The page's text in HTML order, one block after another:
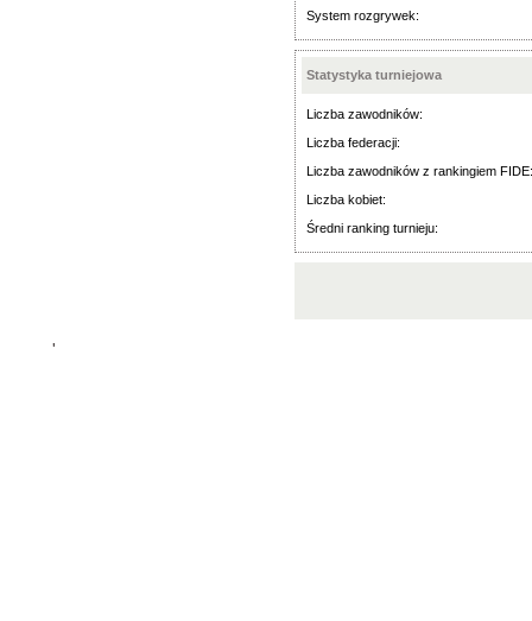
System rozgrywek:
Statystyka turniejowa
Liczba zawodników:
Liczba federacji:
Liczba zawodników z rankingiem FIDE:
Liczba kobiet:
Średni ranking turnieju:
'